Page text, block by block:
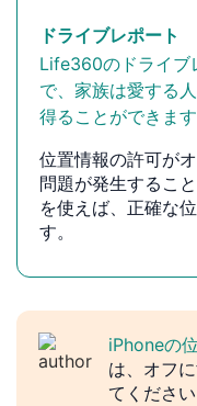
ドライブレポート
Life360のドライブ
で、家族は愛する
得ることができます
位置情報の許可が
問題が発生するこ
を使えば、正確な
す。
iPhoneの
は、オフ
てください